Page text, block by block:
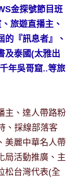
金探號節目班
旅遊直播主、
的『訊息者』、
及泰國(太雅出
年吳哥窟..等旅
主、達人帶路粉
、採線部落客
美麗中華名人帶
局活動推廣、主
松台灣代表(全